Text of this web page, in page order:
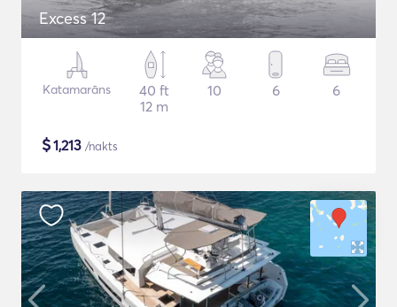
Excess 12
Katamarāns
40 ft
12 m
10 6 6
$1,213 /nakts